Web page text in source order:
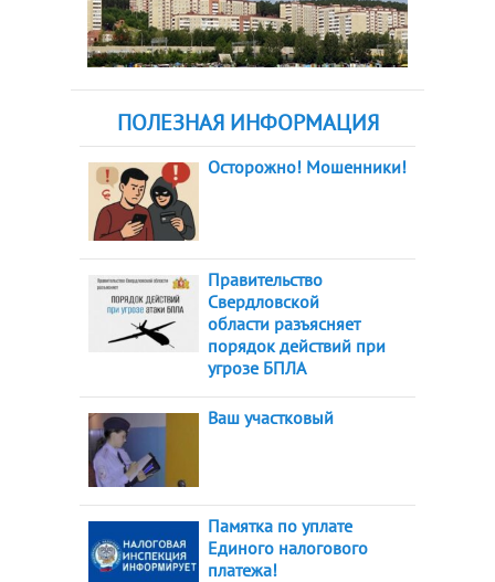
ПОЛЕЗНАЯ ИНФОРМАЦИЯ
Осторожно! Мошенники!
Правительство
Свердловской
области разъясняет
порядок действий при
угрозе БПЛА
Ваш участковый
Памятка по уплате
Единого налогового
платежа!